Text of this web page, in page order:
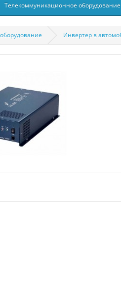
Телекоммуникационное оборудование
Инвертер в